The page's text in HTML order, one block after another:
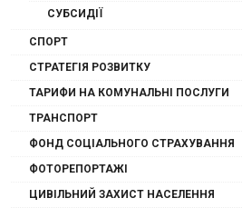
СУБСИДІЇ
СПОРТ
СТРАТЕГІЯ РОЗВИТКУ
ТАРИФИ НА КОМУНАЛЬНІ ПОСЛУГИ
ТРАНСПОРТ
ФОНД СОЦІАЛЬНОГО СТРАХУВАННЯ
ФОТОРЕПОРТАЖІ
ЦИВІЛЬНИЙ ЗАХИСТ НАСЕЛЕННЯ